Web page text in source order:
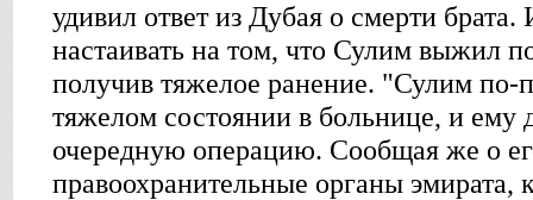
удивил ответ из Дубая о смерти
настаивать на том, что Сулим выжил
получив тяжелое ранение. "Сулим по-
тяжелом состоянии в больнице, и ему
очередную операцию. Сообщая же о
правоохранительные органы эмирата,